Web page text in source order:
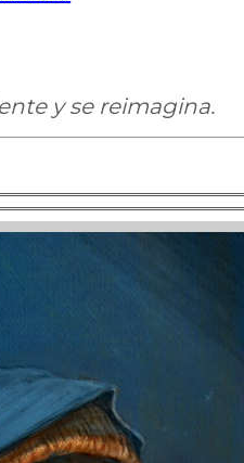
y se reimagina.